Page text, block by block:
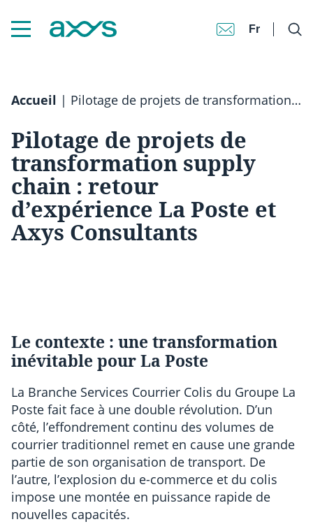
Fr
Accueil | Pilotage de projets de transformation supply chain : retour d’expérience La Poste et Axys Consultants
Pilotage de projets de
transformation supply
chain : retour
d’expérience La Poste et
Axys Consultants
Le contexte : une transformation
inévitable pour La Poste
La Branche Services Courrier Colis du Groupe La
Poste fait face à une double révolution. D’un
côté, l’effondrement continu des volumes de
courrier traditionnel remet en cause une grande
partie de son organisation de transport. De
l’autre, l’explosion du e-commerce et du colis
impose une montée en puissance rapide de
nouvelles capacités.